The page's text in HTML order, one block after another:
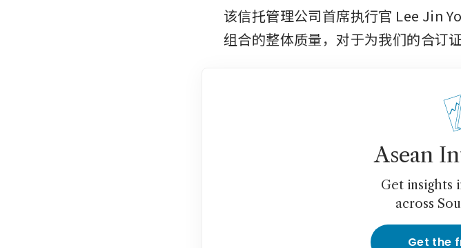
该信托管理公司首席执行官 Lee Jin
组合的整体质量，对于为我们的合订
Asean
Get insights
across
Get the